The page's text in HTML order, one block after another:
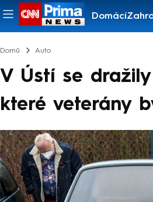
Domácí
Pořady
Domů Auto
V Ústí se
které veterány